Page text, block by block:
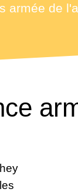
armée de